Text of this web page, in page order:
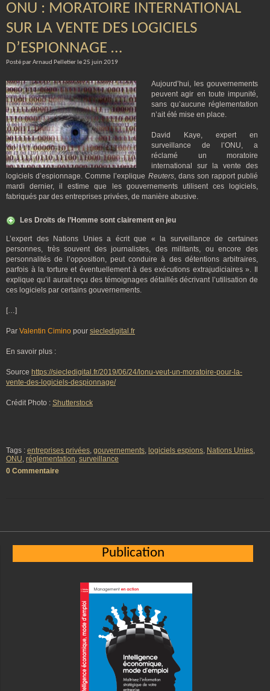
ONU : MORATOIRE INTERNATIONAL
SUR LA VENTE DES LOGICIELS
D’ESPIONNAGE …
Posté par Arnaud Pelletier le 25 juin 2019
Aujourd’hui, les gouvernements
peuvent agir en toute impunité,
sans qu’aucune réglementation
n’ait été mise en place.
David Kaye, expert en
surveillance de l’ONU, a
réclamé un moratoire
international sur la vente des
logiciels d’espionnage. Comme l’explique Reuters, dans son rapport publié
mardi dernier, il estime que les gouvernements utilisent ces logiciels,
fabriqués par des entreprises privées, de manière abusive.
Les Droits de l’Homme sont clairement en jeu
L’expert des Nations Unies a écrit que « la surveillance de certaines
personnes, très souvent des journalistes, des militants, ou encore des
personnalités de l’opposition, peut conduire à des détentions arbitraires,
parfois à la torture et éventuellement à des exécutions extrajudiciaires ». Il
explique qu’il aurait reçu des témoignages détaillés décrivant l’utilisation de
ces logiciels par certains gouvernements.
[…]
Par Valentin Cimino pour siecledigital.fr
En savoir plus :
Source https://siecledigital.fr/2019/06/24/lonu-veut-un-moratoire-pour-la-
vente-des-logiciels-despionnage/
Crédit Photo : Shutterstock
Tags : entreprises privées, gouvernements, logiciels espions, Nations Unies,
ONU, réglementation, surveillance
0 Commentaire
Publication